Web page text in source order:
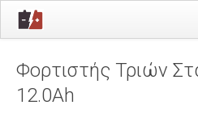
Μπαταρίες
Φορτιστής Τριών
12.0Ah